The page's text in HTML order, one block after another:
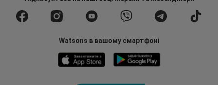
Watsons в вашому смартфоні